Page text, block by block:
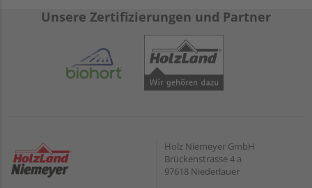
Unsere Zertifizierungen und Partner
Holz Niemeyer GmbH
Brückenstrasse 4 a
97618 Niederlauer